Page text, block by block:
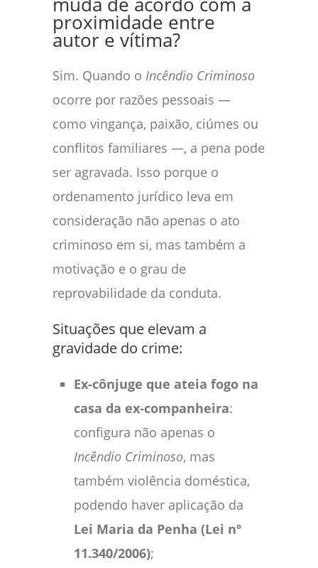
proximidade entre
autor e vítima?
Sim. Quando o Incêndio Criminoso
ocorre por razões pessoais —
como vingança, paixão, ciúmes ou
conflitos familiares —, a pena pode
ser agravada. Isso porque o
ordenamento jurídico leva em
consideração não apenas o ato
criminoso em si, mas também a
motivação e o grau de
reprovabilidade da conduta.
Situações que elevam a
gravidade do crime:
Ex-cônjuge que ateia fogo na
casa da ex-companheira:
configura não apenas o
Incêndio Criminoso, mas
também violência doméstica,
podendo haver aplicação da
Lei Maria da Penha (Lei nº
11.340/2006);